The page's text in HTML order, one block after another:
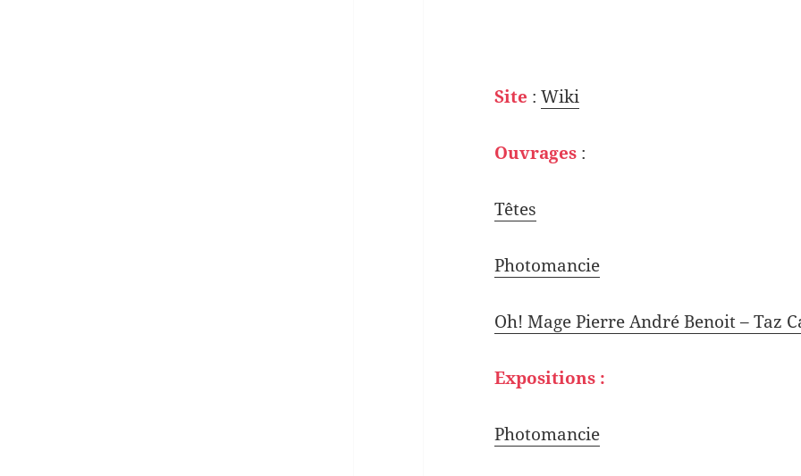
Site :Wiki
Ouvrages :
Têtes
Photomancie
Oh! Mage Pierre André Benoit – Taz
Expositions :
Photomancie